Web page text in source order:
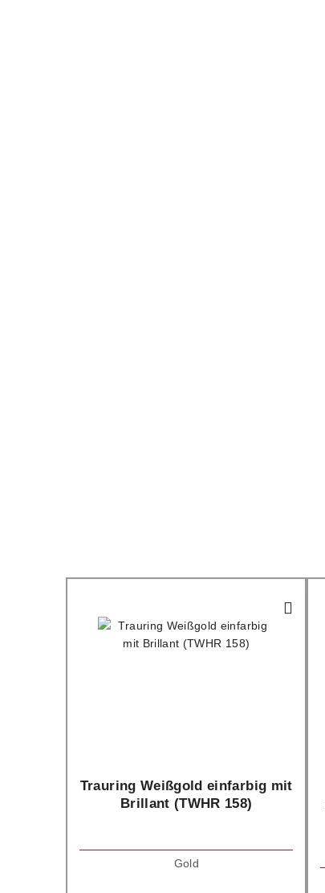
Trauring Weißgold einfarbig mit
Brillant (TWHR 158)
Gold